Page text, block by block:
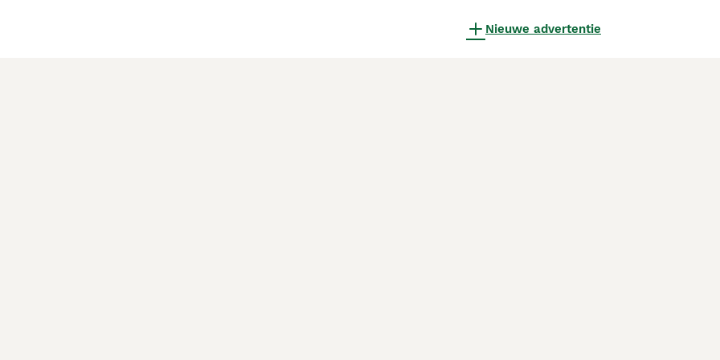
Nieuwe advertentie